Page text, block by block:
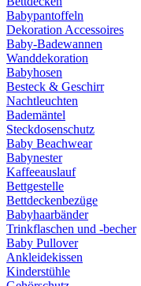
Babypantoffeln
Dekoration Accessoires
Baby-Badewannen
Wanddekoration
Babyhosen
Besteck & Geschirr
Nachtleuchten
Bademäntel
Steckdosenschutz
Baby Beachwear
Babynester
Kaffeeauslauf
Bettgestelle
Bettdeckenbezüge
Babyhaarbänder
Trinkflaschen und -becher
Baby Pullover
Ankleidekissen
Kinderstühle